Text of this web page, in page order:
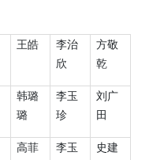
王皓
李治
欣
方敬
乾
韩璐
璐
李玉
珍
刘广
田
高菲
李玉
史建